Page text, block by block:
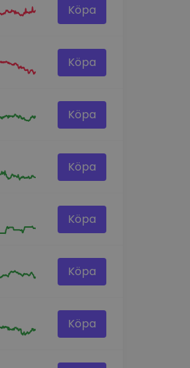
Köpa
Köpa
Köpa
Köpa
Köpa
Köpa
Köpa